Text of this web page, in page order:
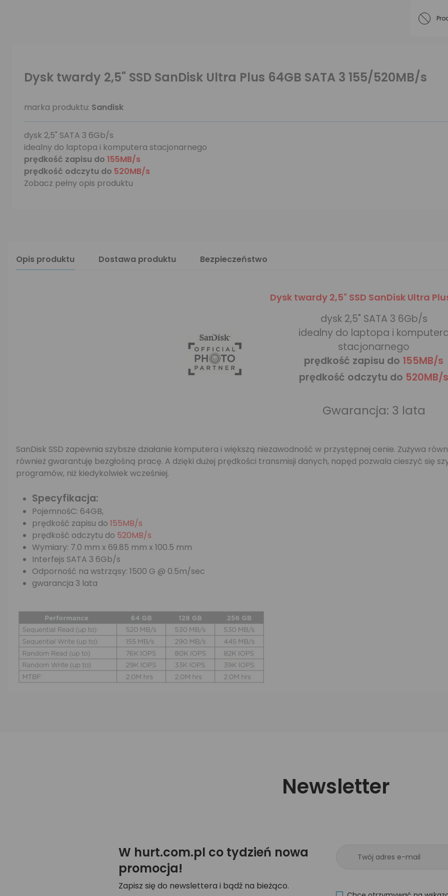
Dysk twardy 2,5" SSD SanDisk Ultra Plus 64GB SATA 3 155/520MB/s
marka produktu: Sandisk
dysk 2,5" SATA 3 6Gb/s
idealny do laptopa i komputera stacjonarnego
prędkość zapisu do 155MB/s
prędkość odczytu do 520MB/s
Zobacz pełny opis produktu
Opis produktu Dostawa produktu Bezpieczeństwo
Dysk twardy 2,5" SSD SanDisk Ultra
dysk 2,5" SATA 3 6Gb/s
idealny do laptopa i
stacjonarnego
prędkość zapisu do 155MB/s
prędkość odczytu do 520MB/s
Gwarancja: 3 lata
SanDisk SSD zapewnia szybsze działanie komputera i większą niezawodność w przystępnej cenie. Zużywa
również gwarantuję bezgłośną pracę. A dzięki dużej prędkości transmisji danych, napęd pozwala cieszyć się
programów, niż kiedykolwiek wcześniej.
Specyfikacja:
PojemnośC: 64GB,
prędkość zapisu do 155MB/s
prędkość odczytu do 520MB/s
Wymiary: 7.0 mm x 69.85 mm x 100.5 mm
Interfejs SATA 3 6Gb/s
Odporność na wstrząsy: 1500 G @ 0.5m/sec
gwarancja 3 lata
Newsletter
W hurt.com.pl co tydzień nowa
promocja!
Zapisz się do newslettera i bądź na bieżąco.